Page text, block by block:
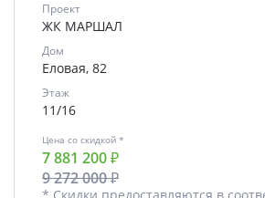
Проект
ЖК МАРШАЛ
Дом
Еловая, 82
Этаж
11/16
Цена со скидкой *
7 881 200 ₽
9 272 000 ₽